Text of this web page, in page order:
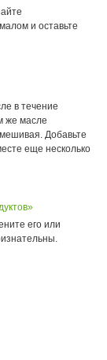
и оставьте
в течение
же масле
Добавьте
еще несколько
его или